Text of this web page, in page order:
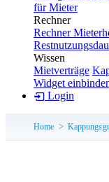
für Mieter
Rechner
Rechner
Wissen
Mietverträge
Widget
Login
Home